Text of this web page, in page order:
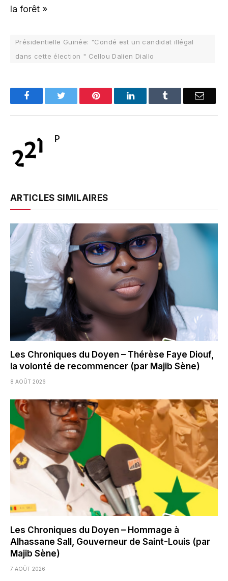
la forêt »
Présidentielle Guinée: "Condé est un candidat illégal
dans cette élection " Cellou Dalien Diallo
FacebookTwitter Pinterest LinkedInTumblr Email
P
ARTICLES SIMILAIRES
Les Chroniques du Doyen – Thérèse Faye Diouf,
la volonté de recommencer (par Majib Sène)
8 AOÛT 2026
Les Chroniques du Doyen – Hommage à
Alhassane Sall, Gouverneur de Saint-Louis (par
Majib Sène)
7 AOÛT 2026